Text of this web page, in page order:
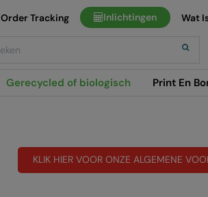
Gerecycled of biologisch Print En
Order Tracking Inlichtingen Wat
KLIK HIER VOOR ONZE ALGEMENE